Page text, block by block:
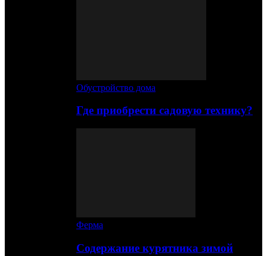
Обустройство дома
Где приобрести садовую технику?
Ферма
Содержание курятника зимой